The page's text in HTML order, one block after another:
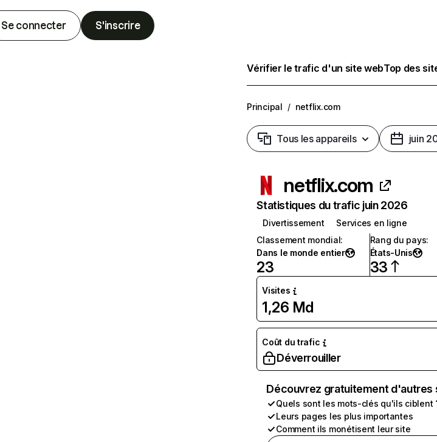
Se connecter S'inscrire
Vérifier le trafic d'un site webTop des
Principal / netflix.com
Tous les appareils juin
netflix.com
Statistiques du trafic juin 2026
Divertissement
Services en ligne
Classement mondial:
Dans le monde entier
23
Rang du pays:
États-Unis
33
Visites
1,26 Md
Coût du trafic
Déverrouiller
Découvrez gratuitement
Quels sont les mots-clés qu'ils ciblent
Leurs pages les plus importantes
Comment ils monétisent leur site